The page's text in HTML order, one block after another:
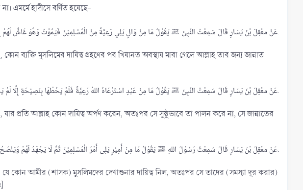
এমর্মে হাদীসে বর্ণিত হয়েছে-
عَنْ معْقِلَ بْنَ يَسَارٍ قَالَ سَمِعْتُ النَّبِىَّ ﷺ يَقُوْلُ مَا مِنْ وَالٍ يَلِي رَعِيَّةً مِنْ الْمُسْلِمِيْنَ فَيَمُوْتُ وَهُوَ غَاشٌّ لَهُمْ إِلَّا حَرَّمَ اللهُ عَلَيْهِ الْجَنَّةَ.​
عَنْ معْقِلَ بْنَ يَسَارٍ قَالَ سَمِعْتُ النَّبِىَّ ﷺ يَقُوْلُ مَا مِنْ عَبْدٍ اسْتَرْعَاهُ اللهُ رَعِيَّةً فَلَمْ يَحُطْهَا بِنَصِيْحَةٍ إِلَّا لَمْ يَجِدْ رَائِحَةَ الْجَنَّةِ.​
عَنْ معْقِلَ بْنَ يَسَارٍ قَالَ سَمِعْتُ رَسُوْلَ اللهِ ﷺ يَقُوْلُ مَا مِنْ أَمِيْرٍ يَلِى أَمْرَ الْمُسْلِمِيْنَ ثُمَّ لَا يَجْهَدُ لَهُمْ وَيَنْصَحُ إِلَّا لَمْ يَدْخُلْ مَعَهُمُ الْجَنَّةَ.​